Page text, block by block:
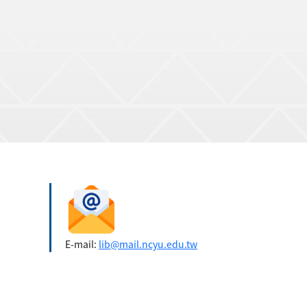
E-mail: lib@mail.ncyu.edu.tw